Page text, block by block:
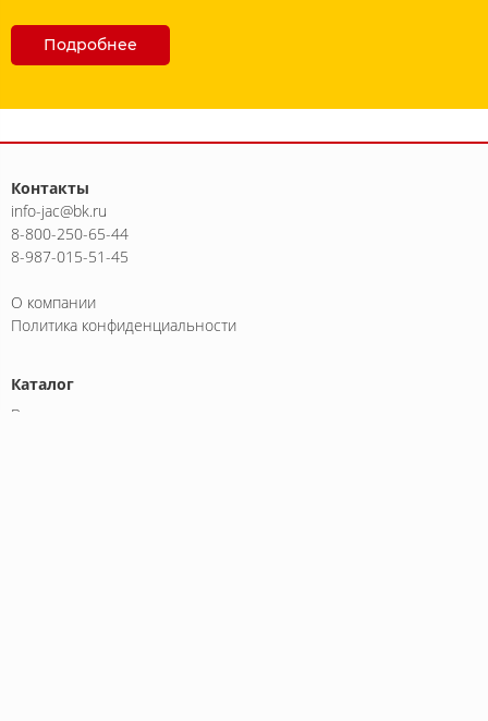
Подробнее
Контакты
info-jac@bk.ru
8-800-250-65-44
8-987-015-51-45
О компании
Политика конфиденциальности
Каталог
Вилочные погрузчики